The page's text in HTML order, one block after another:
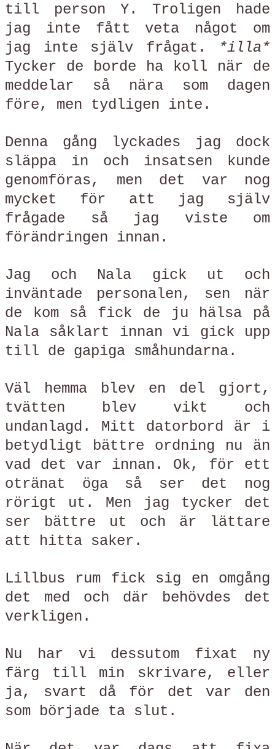
till person Y. Troligen hade
jag inte fått veta något om
jag inte själv frågat.
*illa*
Tycker de borde ha koll när de
meddelar så nära som dagen
före, men tydligen inte.
Denna gång lyckades jag dock
släppa in och insatsen kunde
genomföras, men det var nog
mycket för att jag själv
frågade så jag viste om
förändringen innan.
Jag och Nala gick ut och
inväntade personalen, sen när
de kom så fick de ju hälsa på
Nala såklart innan vi gick upp
till de gapiga småhundarna.
Väl hemma blev en del gjort,
tvätten blev vikt och
undanlagd. Mitt datorbord är i
betydligt bättre ordning nu än
vad det var innan. Ok, för ett
otränat öga så ser det nog
rörigt ut. Men jag tycker det
ser bättre ut och är lättare
att hitta saker.
Lillbus rum fick sig en omgång
det med och där behövdes det
verkligen.
Nu har vi dessutom fixat ny
färg till min skrivare, eller
ja, svart då för det var den
som började ta slut.